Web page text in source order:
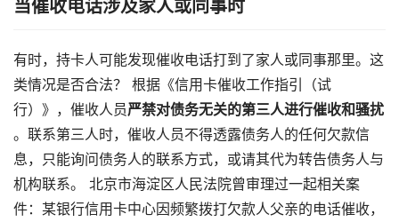
当催收电话涉及家人或同事时
有时，持卡人可能发现催收电话打到了家人或同事那里。这
类情况是否合法？ 根据《信用卡催收工作指引（试
行）》，催收人员​​严禁对债务无关的第三人进行催收和骚扰​
。联系第三人时，催收人员不得透露债务人的任何欠款信
息，只能询问债务人的联系方式，或请其代为转告债务人与
机构联系。 北京市海淀区人民法院曾审理过一起相关案
件：某银行信用卡中心因频繁拨打欠款人父亲的电话催收，